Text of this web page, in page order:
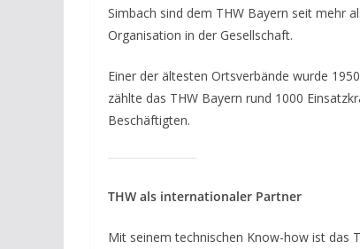
Simbach sind dem THW Bayern seit mehr
Organisation in der Gesellschaft.
Einer der ältesten Ortsverbände wurde
zählte das THW Bayern rund 1000
Beschäftigten.
THW als internationaler Partner
Mit seinem technischen Know-how ist das